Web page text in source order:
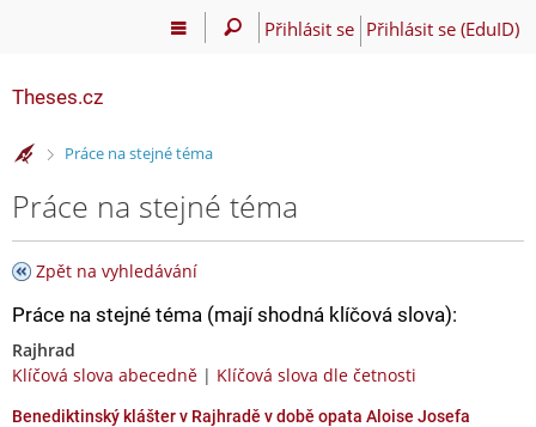
Přihlásit se Přihlásit se (EduID)
Theses.cz
>Práce na stejné téma
Práce na stejné téma
Zpět na vyhledávání
Práce na stejné téma (mají shodná klíčová slova):
Rajhrad
Klíčová slova abecedně | Klíčová slova dle četnosti
Benediktinský klášter v Rajhradě v době opata Aloise Josefa